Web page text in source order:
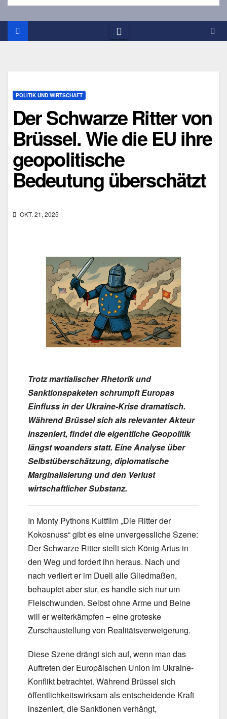
POLITIK UND WIRTSCHAFT
Der Schwarze Ritter von
Brüssel. Wie die EU ihre
geopolitische
Bedeutung überschätzt
OKT. 21, 2025
Trotz martialischer Rhetorik und
Sanktionspaketen schrumpft Europas
Einfluss in der Ukraine-Krise dramatisch.
Während Brüssel sich als relevanter Akteur
inszeniert, findet die eigentliche Geopolitik
längst woanders statt. Eine Analyse über
Selbstüberschätzung, diplomatische
Marginalisierung und den Verlust
wirtschaftlicher Substanz.
In Monty Pythons Kultfilm „Die Ritter der
Kokosnuss“ gibt es eine unvergessliche Szene:
Der Schwarze Ritter stellt sich König Artus in
den Weg und fordert ihn heraus. Nach und
nach verliert er im Duell alle Gliedmaßen,
behauptet aber stur, es handle sich nur um
Fleischwunden. Selbst ohne Arme und Beine
will er weiterkämpfen – eine groteske
Zurschaustellung von Realitätsverweigerung.
Diese Szene drängt sich auf, wenn man das
Auftreten der Europäischen Union im Ukraine-
Konflikt betrachtet. Während Brüssel sich
öffentlichkeitswirksam als entscheidende Kraft
inszeniert, die Sanktionen verhängt,